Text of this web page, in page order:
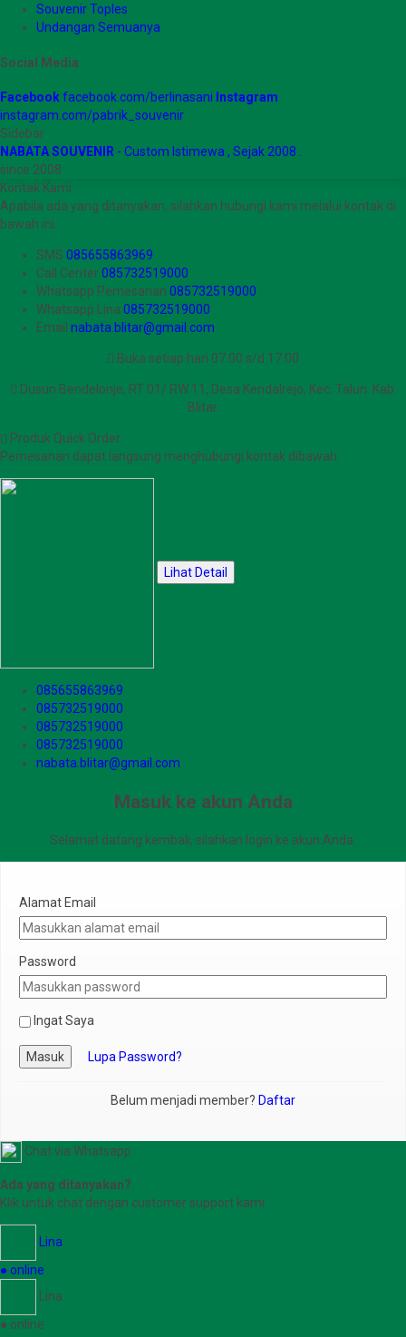
Souvenir Toples
Undangan Semuanya
Social Media
Facebookfacebook.com/berlinasani Instagram
instagram.com/pabrik_souvenir
Sidebar
NABATA SOUVENIR - Custom Istimewa , Sejak 2008 .
since 2008
Kontak Kami
Apabila ada yang ditanyakan, silahkan hubungi kami melalui kontak di
bawah ini.
SMS 085655863969
Call Center085732519000
Whatsapp Pemesanan 085732519000
Whatsapp Lina 085732519000
Email nabata.blitar@gmail.com
Buka setiap hari 07.00 s/d 17.00
Dusun Bendelonje, RT 01/ RW 11, Desa Kendalrejo, Kec. Talun. Kab.
Blitar.
Produk Quick Order
Pemesanan dapat langsung menghubungi kontak dibawah:
Lihat Detail
085655863969
085732519000
085732519000
085732519000
nabata.blitar@gmail.com
Masuk ke akun Anda
Selamat datang kembali, silahkan login ke akun Anda.
Alamat Email
Password
Ingat Saya
Masuk Lupa Password?
Belum menjadi member? Daftar
Chat via Whatsapp
Ada yang ditanyakan?
Klik untuk chat dengan customer support kami
Lina
● online
Lina
● online